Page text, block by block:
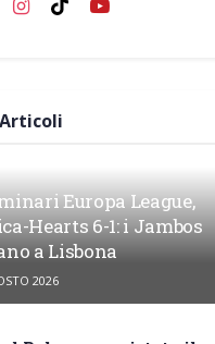
Europa League,
Hearts 6-1: i Jambos
a Lisbona
2026